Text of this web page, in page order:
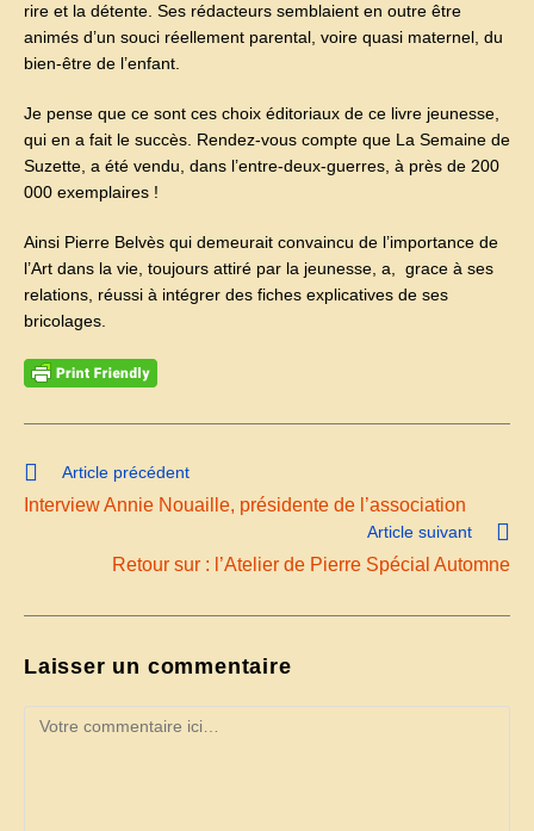
rire et la détente. Ses rédacteurs semblaient en outre être
animés d’un souci réellement parental, voire quasi maternel, du
bien-être de l’enfant.
Je pense que ce sont ces choix éditoriaux de ce livre jeunesse,
qui en a fait le succès. Rendez-vous compte que La Semaine de
Suzette, a été vendu, dans l’entre-deux-guerres, à près de 200
000 exemplaires !
Ainsi Pierre Belvès qui demeurait convaincu de l’importance de
l’Art dans la vie, toujours attiré par la jeunesse, a, grace à ses
relations, réussi à intégrer des fiches explicatives de ses
bricolages.
Read
articles
Article précédent
Interview Annie Nouaille, présidente de l’association
Article suivant
Retour sur : l’Atelier de Pierre Spécial Automne
Laisser un commentaire
Comment